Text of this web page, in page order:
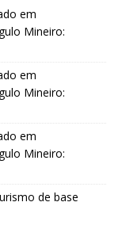
em
Mineiro:
em
Mineiro:
em
Mineiro:
de base